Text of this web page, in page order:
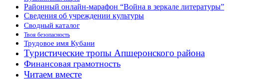
Районный онлайн-марафон “Война в зеркале литературы”
Сведения об учреждении культуры
Сводный каталог
Твоя безопасность
Трудовое имя Кубани
Туристические тропы Апшеронского района
Финансовая грамотность
Читаем вместе